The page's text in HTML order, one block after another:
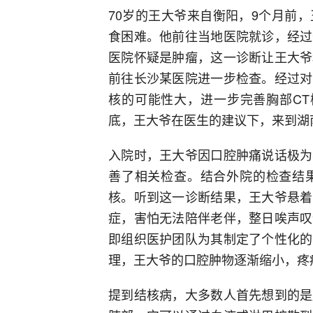
70岁的王大爷来自衡阳，9个月前
食困难。他前往当地医院就诊，经
医院怀疑是肿瘤，这一诊断让王大
前往长沙某医院进一步检查。经过
核的可能性大，进一步完善胸部
底，王大爷在医生的建议下，来到
入院时，王大爷因口腔肿痛说话极
善了相关检查。结合外院的检查
核。听到这一诊断结果，王大爷悬
症，害怕无法陪伴老伴，整日唉声
即组织医护团队为其制定了个性化
理，王大爷的口腔肿物逐渐缩小，
提到结核病，大多数人首先想到的